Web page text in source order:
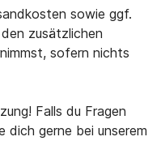
sowie ggf.
zusätzlichen
sofern nichts
Falls du Fragen
gerne bei unserem